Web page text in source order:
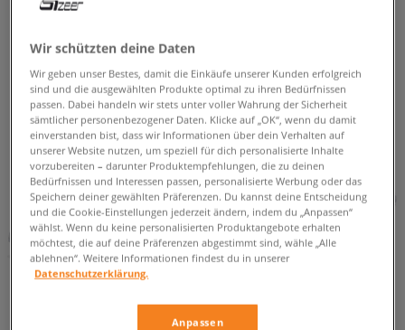
Wir schützten deine Daten
Wir geben unser Bestes, damit die Einkäufe unserer Kunden erfolgreich
sind und die ausgewählten Produkte optimal zu ihren Bedürfnissen
passen. Dabei handeln wir stets unter voller Wahrung der Sicherheit
sämtlicher personenbezogener Daten. Klicke auf „OK“, wenn du damit
einverstanden bist, dass wir Informationen über dein Verhalten auf
unserer Website nutzen, um speziell für dich personalisierte Inhalte
vorzubereiten – darunter Produktempfehlungen, die zu deinen
Bedürfnissen und Interessen passen, personalisierte Werbung oder das
Speichern deiner gewählten Präferenzen. Du kannst deine Entscheidung
und die Cookie-Einstellungen jederzeit ändern, indem du „Anpassen“
wählst. Wenn du keine personalisierten Produktangebote erhalten
möchtest, die auf deine Präferenzen abgestimmt sind, wähle „Alle
ablehnen“. Weitere Informationen findest du in unserer
Datenschutzerklärung.
Anpassen